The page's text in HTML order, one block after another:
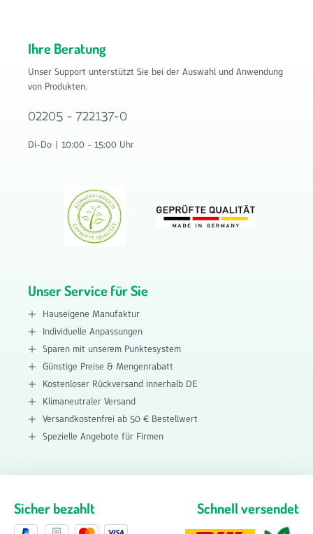
Ihre Beratung
Unser Support unterstützt Sie bei der Auswahl und Anwendung
von Produkten.
02205 - 722137-0
Di-Do | 10:00 - 15:00 Uhr
Unser Service für Sie
Hauseigene Manufaktur
Individuelle Anpassungen
Sparen mit unserem Punktesystem
Günstige Preise & Mengenrabatt
Kostenloser Rückversand innerhalb DE
Klimaneutraler Versand
Versandkostenfrei ab 50 € Bestellwert
Spezielle Angebote für Firmen
Sicher bezahlt Schnell versendet